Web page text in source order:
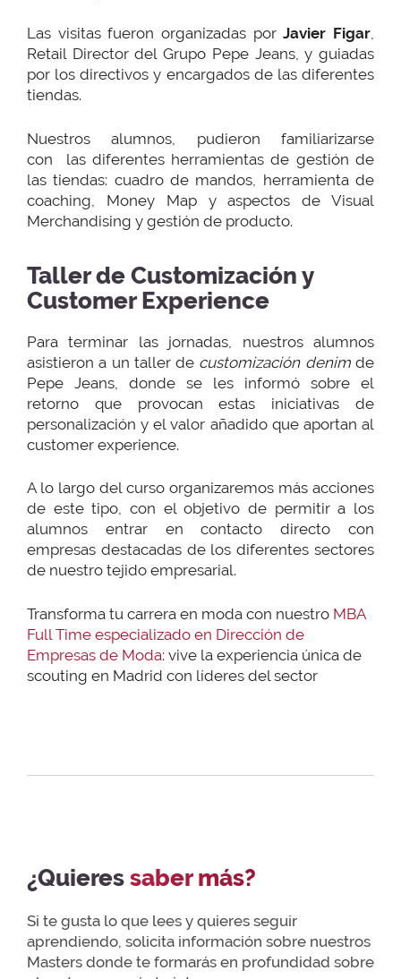
Las visitas fueron organizadas porJavier Figar,
Retail Director del Grupo Pepe Jeans, y guiadas
por los directivos y encargados de las diferentes
tiendas.
Nuestros alumnos, pudieron familiarizarse
con las diferentes herramientas de gestión de
las tiendas: cuadro de mandos, herramienta de
coaching, Money Map y aspectos de Visual
Merchandising y gestión de producto.
Taller de Customización y
Customer Experience
Para terminar las jornadas, nuestros alumnos
asistieron a un taller de customización denimde
Pepe Jeans, donde se les informó sobre el
retorno que provocan estas iniciativas de
personalización y el valor añadido que aportan al
customer experience.
A lo largo del curso organizaremos más acciones
de este tipo, con el objetivo de permitir a los
alumnos entrar en contacto directo con
empresas destacadas de los diferentes sectores
de nuestro tejido empresarial.
Transforma tu carrera en moda con nuestro MBA
Full Time especializado en Dirección de
Empresas de Moda: vive la experiencia única de
scouting en Madrid con líderes del sector
¿Quieressaber más?
Si te gusta lo que lees y quieres seguir
aprendiendo, solicita información sobre nuestros
Masters donde te formarás en profundidad sobre